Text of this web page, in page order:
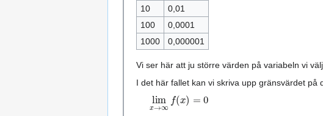
10
0,01
100
0,0001
1000
0,000001
Vi ser här att ju större värden på variabeln vi
I det här fallet kan vi skriva upp gränsvärdet på
lim →∞f =